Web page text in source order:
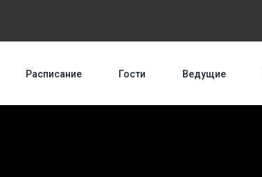
Расписание Гости Ведущие